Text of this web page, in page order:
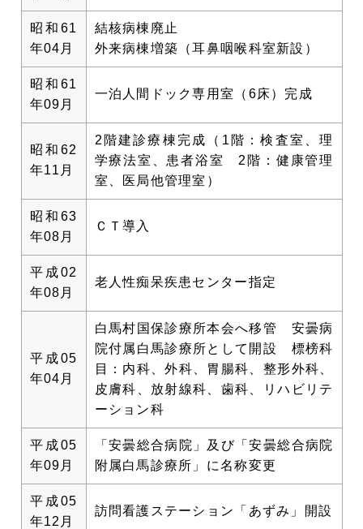
昭和61
年04月
結核病棟廃止
外来病棟増築（耳鼻咽喉科室新設）
昭和61
年09月
一泊人間ドック専用室（6床）完成
昭和62
年11月
2階建診療棟完成（1階：検査室、理
学療法室、患者浴室 2階：健康管理
室、医局他管理室）
昭和63
年08月
ＣＴ導入
平成02
年08月
老人性痴呆疾患センター指定
平成05
年04月
白馬村国保診療所本会へ移管 安曇病
院付属白馬診療所として開設 標榜科
目：内科、外科、胃腸科、整形外科、
皮膚科、放射線科、歯科、リハビリテ
ーション科
平成05
年09月
「安曇総合病院」及び「安曇総合病院
附属白馬診療所」に名称変更
平成05
年12月
訪問看護ステーション「あずみ」開設